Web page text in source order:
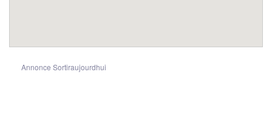
Annonce Sortiraujourdhui